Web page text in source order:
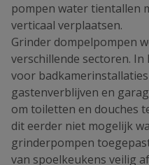
pompen water tientallen
verticaal verplaatsen.
Grinder dompelpompen
verschillende sectoren.
voor
gastenverblijven en
om toiletten en douches
dit eerder niet mogelijk
grinderpompen
van spoelkeukens veilig